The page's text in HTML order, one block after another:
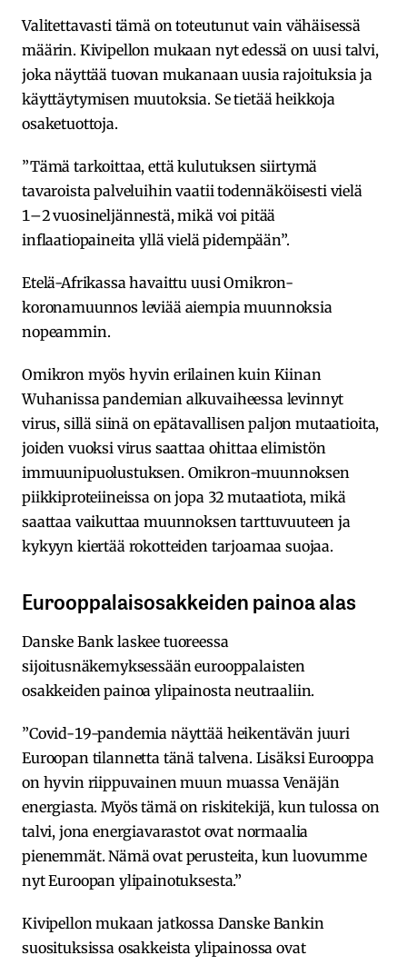
Valitettavasti tämä on toteutunut vain vähäisessä
määrin. Kivipellon mukaan nyt edessä on uusi talvi,
joka näyttää tuovan mukanaan uusia rajoituksia ja
käyttäytymisen muutoksia. Se tietää heikkoja
osaketuottoja.
”Tämä tarkoittaa, että kulutuksen siirtymä
tavaroista palveluihin vaatii todennäköisesti vielä
1–2 vuosineljännestä, mikä voi pitää
inflaatiopaineita yllä vielä pidempään”.
Etelä-Afrikassa havaittu uusi Omikron-
koronamuunnos leviää aiempia muunnoksia
nopeammin.
Omikron myös hyvin erilainen kuin Kiinan
Wuhanissa pandemian alkuvaiheessa levinnyt
virus, sillä siinä on epätavallisen paljon mutaatioita,
joiden vuoksi virus saattaa ohittaa elimistön
immuunipuolustuksen. Omikron-muunnoksen
piikkiproteiineissa on jopa 32 mutaatiota, mikä
saattaa vaikuttaa muunnoksen tarttuvuuteen ja
kykyyn kiertää rokotteiden tarjoamaa suojaa.
Eurooppalaisosakkeiden painoa alas
Danske Bank laskee tuoreessa
sijoitusnäkemyksessään eurooppalaisten
osakkeiden painoa ylipainosta neutraaliin.
”Covid-19-pandemia näyttää heikentävän juuri
Euroopan tilannetta tänä talvena. Lisäksi Eurooppa
on hyvin riippuvainen muun muassa Venäjän
energiasta. Myös tämä on riskitekijä, kun tulossa on
talvi, jona energiavarastot ovat normaalia
pienemmät. Nämä ovat perusteita, kun luovumme
nyt Euroopan ylipainotuksesta.”
Kivipellon mukaan jatkossa Danske Bankin
suosituksissa osakkeista ylipainossa ovat